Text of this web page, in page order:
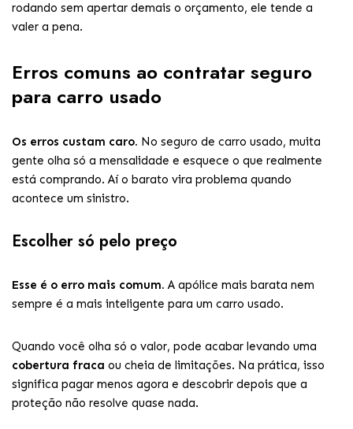
rodando sem apertar demais o orçamento, ele tende a
valer a pena.
Erros comuns ao contratar seguro
para carro usado
Os erros custam caro. No seguro de carro usado, muita
gente olha só a mensalidade e esquece o que realmente
está comprando. Aí o barato vira problema quando
acontece um sinistro.
Escolher só pelo preço
Esse é o erro mais comum. A apólice mais barata nem
sempre é a mais inteligente para um carro usado.
Quando você olha só o valor, pode acabar levando uma
cobertura fraca ou cheia de limitações. Na prática, isso
significa pagar menos agora e descobrir depois que a
proteção não resolve quase nada.